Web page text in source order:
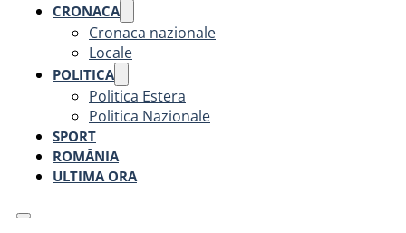
CRONACA
Cronaca nazionale
Locale
POLITICA
Politica Estera
Politica Nazionale
SPORT
ROMÂNIA
ULTIMA ORA